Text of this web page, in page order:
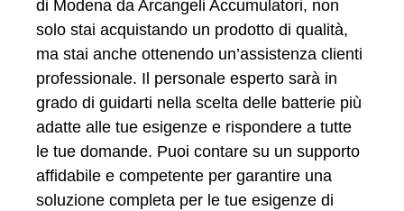
di Modena da Arcangeli Accumulatori, non
solo stai acquistando un prodotto di qualità,
ma stai anche ottenendo un’assistenza clienti
professionale. Il personale esperto sarà in
grado di guidarti nella scelta delle batterie più
adatte alle tue esigenze e rispondere a tutte
le tue domande. Puoi contare su un supporto
affidabile e competente per garantire una
soluzione completa per le tue esigenze di